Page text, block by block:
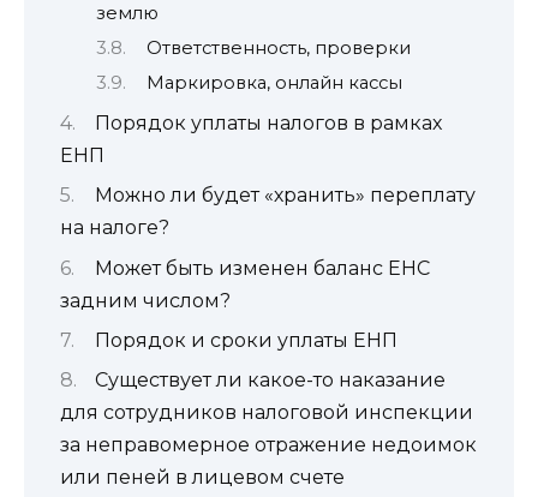
землю
Ответственность, проверки
Маркировка, онлайн кассы
Порядок уплаты налогов в рамках
ЕНП
Можно ли будет «хранить» переплату
на налоге?
Может быть изменен баланс ЕНС
задним числом?
Порядок и сроки уплаты ЕНП
Существует ли какое-то наказание
для сотрудников налоговой инспекции
за неправомерное отражение недоимок
или пеней в лицевом счете